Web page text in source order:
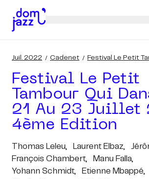
Juil. 2022 Cadenet Festival Le Petit
Festival Le Petit
Tambour Qui
21 Au 23 Juillet
4ème Edition
Thomas Leleu, Laurent Elbaz,
François Chambert,
Manu Falla,
Yohann Schmidt,
Etienne Mbappé,